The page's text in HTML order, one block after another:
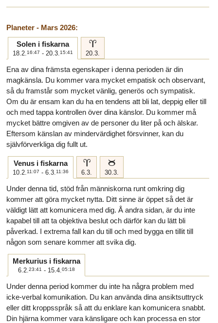
Planeter - Mars 2026:
Solen i fiskarna
18.2.16:47 - 20.3.15:41
a
20.3.
Ena av dina främsta egenskaper i denna perioden är din
magkänsla. Du kommer vara mycket empatisk och observant,
så du framstår som mycket vänlig, generös och sympatisk.
Om du är ensam kan du ha en tendens att bli lat, deppig eller till
och med tappa kontrollen över dina känslor. Du kommer må
mycket bättre omgiven av de personer du liter på och älskar.
Eftersom känslan av mindervärdighet försvinner, kan du
självförverkliga dig fullt ut.
Venus i fiskarna
10.2.11:07 - 6.3.11:36
a
6.3.
b
30.3.
Under denna tid, stöd från människorna runt omkring dig
kommer att göra mycket nytta. Ditt sinne är öppet så det är
väldigt lätt att komunicera med dig. Å andra sidan, är du inte
kapabel till att ta objektiva beslut och därför kan du lätt bli
påverkad. I extrema fall kan du till och med bygga en tillit till
någon som senare kommer att svika dig.
Merkurius i fiskarna
6.2.23:41 - 15.4.05:18
Under denna period kommer du inte ha några problem med
icke-verbal komunikation. Du kan använda dina ansiktsuttryck
eller ditt kroppsspråk så att du enklare kan komunicera snabbt.
Din hjärna kommer vara känsligare och kan processa en stor